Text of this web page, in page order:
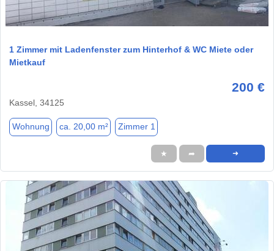
1 / 1
1 Zimmer mit Ladenfenster zum Hinterhof & WC Miete oder
Mietkauf
200 €
Kassel, 34125
Wohnung ca. 20,00 m² Zimmer 1
★ ➦ ➜